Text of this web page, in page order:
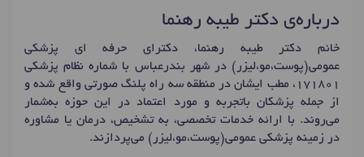
درباره‌ی دکتر طیبه رهنما
خانم دکتر طیبه رهنما، دکترای حرفه ای پزشکی
عمومی(پوست،مو،لیزر) در شهر بندرعباس با شماره نظام پزشکی
171801، مطب ایشان در منطقه سه راه پلنگ صورتی واقع شده و
از جمله پزشکان باتجربه و مورد اعتماد در این حوزه به‌شمار
می‌روند. با ارائه خدمات تخصصی، به تشخیص، درمان یا مشاوره
در زمینه پزشکی عمومی(پوست،مو،لیزر) می‌پردازند.